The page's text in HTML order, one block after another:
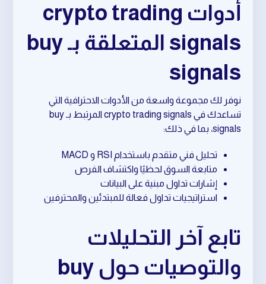
أدوات crypto trading
signals المتعلقة بـ buy
signals
نوفر لك مجموعة واسعة من الأدوات الاحترافية التي
تساعدك في crypto trading signals المرتبط بـ buy
signals، بما في ذلك:
تحليل فني متقدم باستخدام RSI و MACD
متابعة السوق لحظيًا واكتشاف الفرص
إشارات تداول مبنية على البيانات
استراتيجيات تداول فعالة للمبتدئين والمحترفين
تابع آخر التحليلات
والتوصيات حول buy